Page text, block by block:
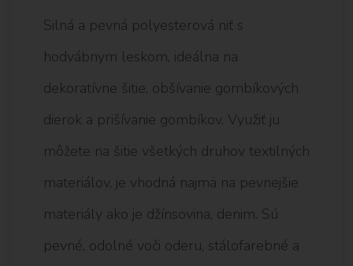
Silná a pevná polyesterová niť s
hodvábnym leskom, ideálna na
dekoratívne šitie, obšívanie gombíkových
dierok a prišívanie gombíkov. Využiť ju
môžete na šitie všetkých druhov textilných
materiálov, je vhodná najmä na pevnejšie
materiály ako je džínsovina, denim. Sú
pevné, odolné voči oderu, stálofarebné a